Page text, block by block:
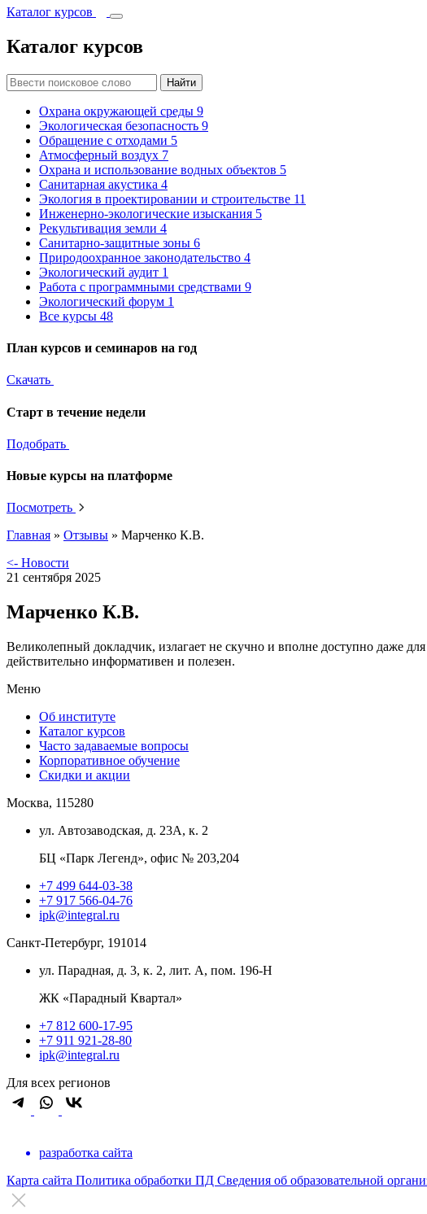
Каталог курсов
Каталог курсов
Найти
Охрана окружающей среды 9
Экологическая безопасность 9
Обращение с отходами 5
Атмосферный воздух 7
Охрана и использование водных объектов 5
Санитарная акустика 4
Экология в проектировании и строительстве 11
Инженерно-экологические изыскания 5
Рекультивация земли 4
Санитарно-защитные зоны 6
Природоохранное законодательство 4
Экологический аудит 1
Работа с программными средствами 9
Экологический форум 1
Все курсы 48
План курсов и семинаров на год
Скачать
Старт в течение недели
Подобрать
Новые курсы на платформе
Посмотреть
Главная » Отзывы » Марченко К.В.
<- Новости
21 сентября 2025
Марченко К.В.
Великолепный докладчик, излагает не скучно и вполне доступно даже
действительно информативен и полезен.
Меню
Об институте
Каталог курсов
Часто задаваемые вопросы
Корпоративное обучение
Скидки и акции
Москва, 115280
ул. Автозаводская, д. 23А, к. 2
БЦ «Парк Легенд», офис № 203,204
+7 499 644-03-38
+7 917 566-04-76
ipk@integral.ru
Санкт-Петербург, 191014
ул. Парадная, д. 3, к. 2, лит. А, пом. 196-Н
ЖК «Парадный Квартал»
+7 812 600-17-95
+7 911 921-28-80
ipk@integral.ru
Для всех регионов
разработка сайта
Карта сайта Политика обработки ПД Сведения об образовательной